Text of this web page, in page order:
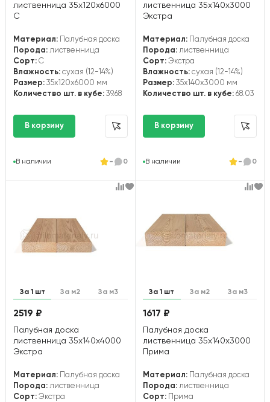
лиственница 35х120х6000
С
Материал: Палубная доска
Порода: лиственница
Сорт: С
Влажность: сухая (12-14%)
Размер: 35x120x6000 мм
Количество шт. в кубе: 39.68
В наличии - 0
лиственница 35х140х3000
Экстра
Материал:Палубная доска
Порода:лиственница
Сорт:Экстра
Влажность:сухая (12-14%)
Размер:35x140x3000 мм
Количество шт. в кубе:68.03
В наличии - 0
За 1 шт За м2 За м3
2519 ₽
Палубная доска
лиственница 35х140х4000
Экстра
Материал: Палубная доска
Порода: лиственница
Сорт: Экстра
За 1 шт За м2 За м3
1617 ₽
Палубная доска
лиственница 35х140х3000
Прима
Материал:Палубная доска
Порода:лиственница
Сорт:Прима